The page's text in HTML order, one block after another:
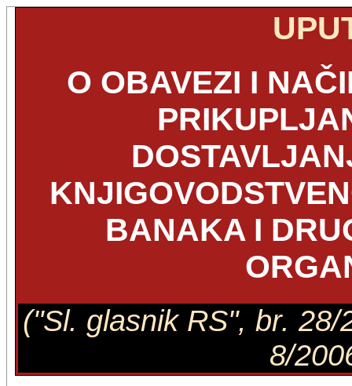
O OBAVEZI I
BANAKA I
("Sl. glasnik RS", br.
8/